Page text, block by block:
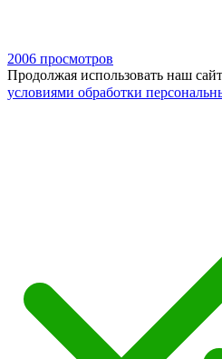
2006 просмотров
Продолжая использовать наш
условиями обработки